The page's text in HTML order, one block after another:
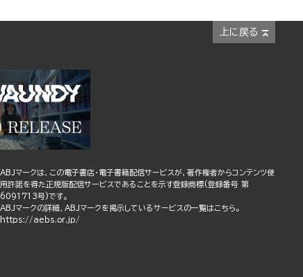
上に戻る
ABJマークは、この電子書店・電子書籍配信サービスが、著作権者からコンテンツ使
用許諾を得た正規版配信サービスであることを示す登録商標(登録番号 第
6091713号)です。
ABJマークの詳細、ABJマークを掲示しているサービスの一覧はこちら。
https://aebs.or.jp/